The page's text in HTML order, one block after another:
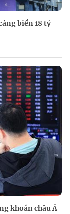
biển 18 tỷ
khoán châu Á